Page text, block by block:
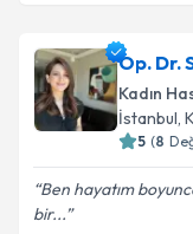
Op. Dr.
Kadın
İstanbul,
5 (8
Ben hayatım
bir...